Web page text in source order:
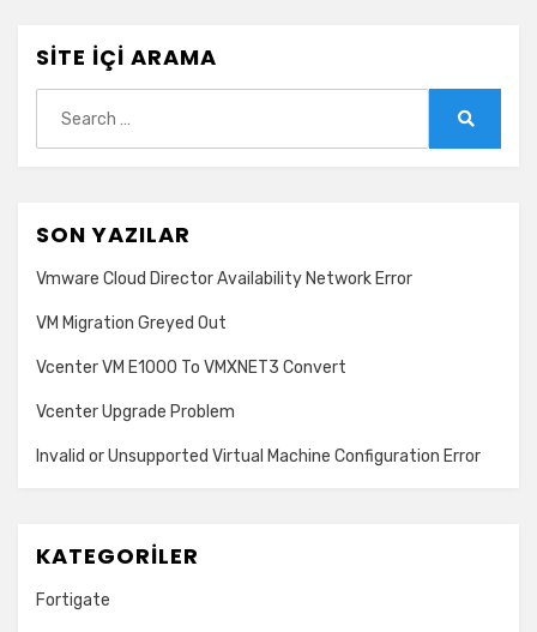
SITE İÇI ARAMA
for:
SON YAZILAR
Vmware Cloud Director Availability Network Error
VM Migration Greyed Out
Vcenter VM E1000 To VMXNET3 Convert
Vcenter Upgrade Problem
Invalid or Unsupported Virtual Machine Configuration Error
KATEGORILER
Fortigate